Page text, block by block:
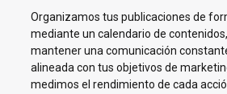
Organizamos tus publicaciones de
mediante un calendario de
mantener una comunicación
alineada con tus objetivos de
medimos el rendimiento de cada